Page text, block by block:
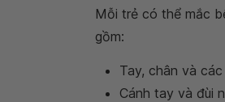
Mỗi trẻ có thể mắc
gồm:
Tay, chân và
Cánh tay và đùi